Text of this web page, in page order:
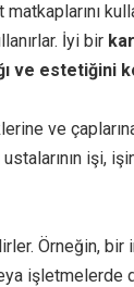
matkaplarını
İyi bir
ve estetiğini
ve
ustalarının işi,
Örneğin,
işletmelerde